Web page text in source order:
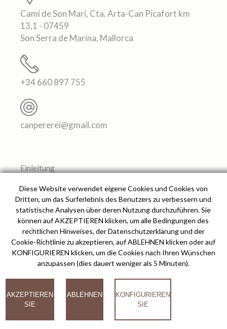
Camí de Son Marí, Cta. Arta-Can Picafort km
13,1 - 07459
Son Serra de Marina, Mallorca
+34 660 897 755
canpererei@gmail.com
Einleitung
Appartement
Service
Umgebung
Informationen und Buchungen
Anfahrtsweg
Can Pere Rei Agrartourismus -
Angetrieben durch
Datenschutzerklärung-Cookies Richtlinie
Diese Website verwendet eigene Cookies und Cookies von
Dritten, um das Surferlebnis des Benutzers zu verbessern und
statistische Analysen über deren Nutzung durchzuführen. Sie
können auf AKZEPTIEREN klicken, um alle Bedingungen des
rechtlichen Hinweises, der Datenschutzerklärung und der
Cookie-Richtlinie zu akzeptieren, auf ABLEHNEN klicken oder auf
KONFIGURIEREN klicken, um die Cookies nach Ihren Wünschen
anzupassen (dies dauert weniger als 5 Minuten).
AKZEPTIEREN
SIE
ABLEHNEN
KONFIGURIEREN
SIE
COOKIES